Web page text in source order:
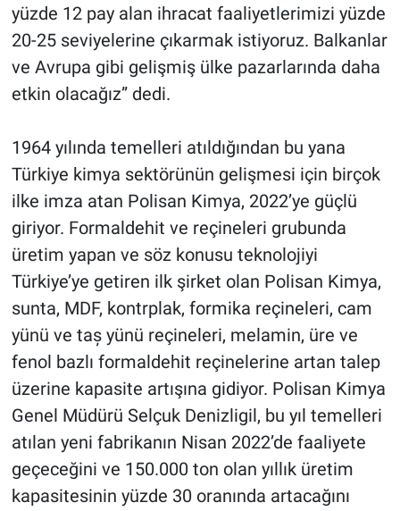
yüzde 12 pay alan ihracat faaliyetlerimizi yüzde
20-25 seviyelerine çıkarmak istiyoruz. Balkanlar
ve Avrupa gibi gelişmiş ülke pazarlarında daha
etkin olacağız” dedi.
1964 yılında temelleri atıldığından bu yana
Türkiye kimya sektörünün gelişmesi için birçok
ilke imza atan Polisan Kimya, 2022’ye güçlü
giriyor. Formaldehit ve reçineleri grubunda
üretim yapan ve söz konusu teknolojiyi
Türkiye’ye getiren ilk şirket olan Polisan Kimya,
sunta, MDF, kontrplak, formika reçineleri, cam
yünü ve taș yünü reçineleri, melamin, üre ve
fenol bazlı formaldehit reçinelerine artan talep
üzerine kapasite artışına gidiyor. Polisan Kimya
Genel Müdürü Selçuk Denizligil, bu yıl temelleri
atılan yeni fabrikanın Nisan 2022’de faaliyete
geçeceğini ve 150.000 ton olan yıllık üretim
kapasitesinin yüzde 30 oranında artacağını